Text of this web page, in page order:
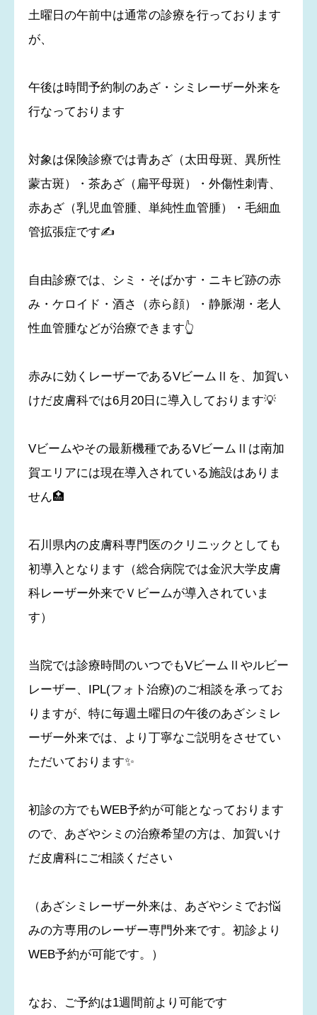
土曜日の午前中は通常の診療を行っております
が、
午後は時間予約制のあざ・シミレーザー外来を
行なっております
対象は保険診療では青あざ（太田母斑、異所性
蒙古斑）・茶あざ（扁平母斑）・外傷性刺青、
赤あざ（乳児血管腫、単純性血管腫）・毛細血
管拡張症です✍
自由診療では、シミ・そばかす・ニキビ跡の赤
み・ケロイド・酒さ（赤ら顔）・静脈湖・老人
性血管腫などが治療できます👆
赤みに効くレーザーであるVビームⅡを、加賀い
けだ皮膚科では6月20日に導入しております💡
Vビームやその最新機種であるVビームⅡは南加
賀エリアには現在導入されている施設はありま
せん🏥
石川県内の皮膚科専門医のクリニックとしても
初導入となります（総合病院では金沢大学皮膚
科レーザー外来でＶビームが導入されていま
す）
当院では診療時間のいつでもVビームⅡやルビー
レーザー、IPL(フォト治療)のご相談を承ってお
りますが、特に毎週土曜日の午後のあざシミレ
ーザー外来では、より丁寧なご説明をさせてい
ただいております✨
初診の方でもWEB予約が可能となっております
ので、あざやシミの治療希望の方は、加賀いけ
だ皮膚科にご相談ください
（あざシミレーザー外来は、あざやシミでお悩
みの方専用のレーザー専門外来です。初診より
WEB予約が可能です。）
なお、ご予約は1週間前より可能です